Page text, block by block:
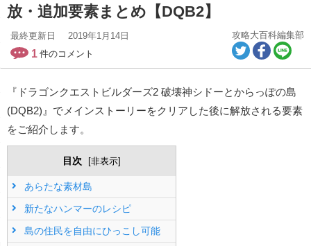
放・追加要素まとめ【DQB2】
最終更新日 2019年1月14日
1 件のコメント
攻略大百科編集部
『ドラゴンクエストビルダーズ2 破壊神シドーとからっぽの島
(DQB2)』でメインストーリーをクリアした後に解放される要素
をご紹介します。
目次 [非表示]
あらたな素材島
新たなハンマーのレシピ
島の住民を自由にひっこし可能